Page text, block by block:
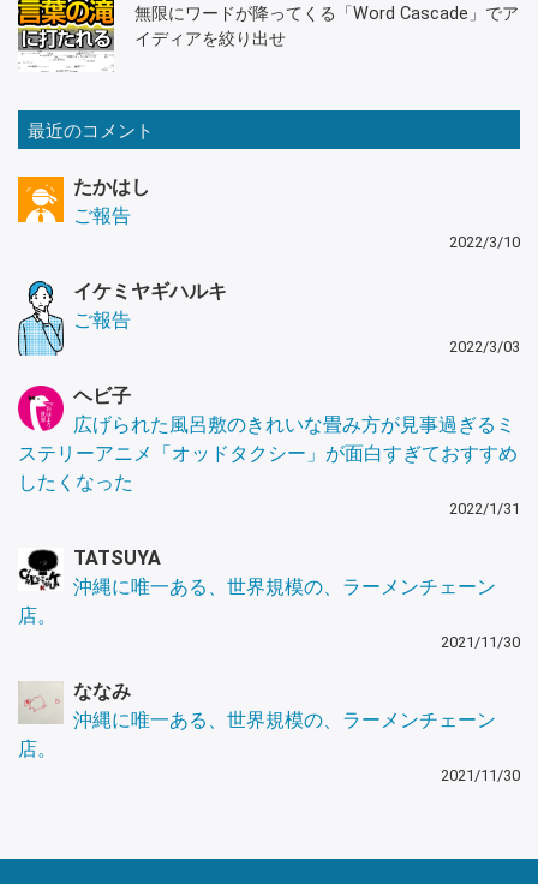
無限にワードが降ってくる「Word Cascade」でア
イディアを絞り出せ
最近のコメント
たかはし
ご報告
2022/3/10
イケミヤギハルキ
ご報告
2022/3/03
ヘビ子
広げられた風呂敷のきれいな畳み方が見事過ぎるミ
ステリーアニメ「オッドタクシー」が面白すぎておすすめ
したくなった
2022/1/31
TATSUYA
沖縄に唯一ある、世界規模の、ラーメンチェーン
店。
2021/11/30
ななみ
沖縄に唯一ある、世界規模の、ラーメンチェーン
店。
2021/11/30